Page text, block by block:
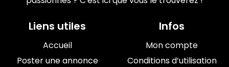
Liens utiles
Accueil
Poster une annonce
Infos
Mon compte
Conditions d’utilisation